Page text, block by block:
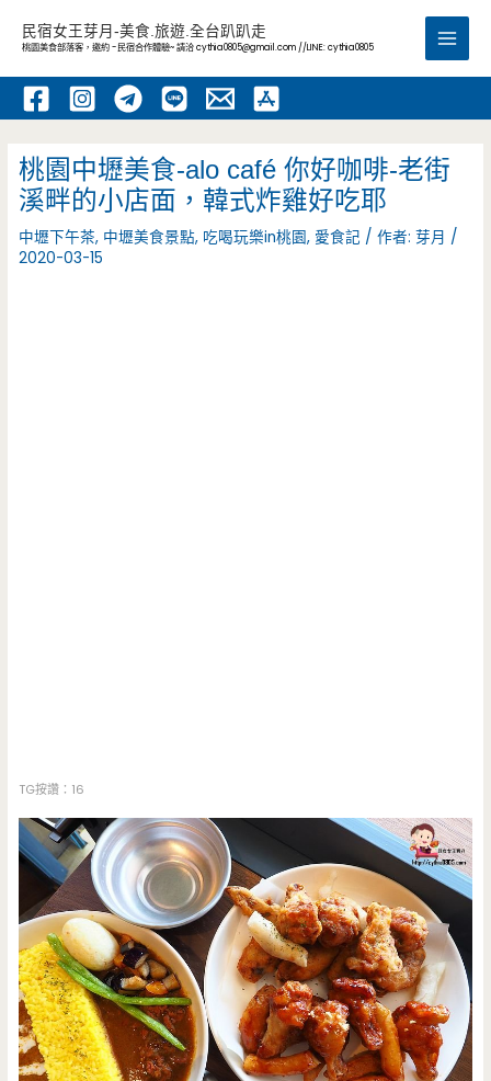
內
民宿女王芽月-美食.旅遊.全台趴趴走
桃園美食部落客，邀約 -民宿合作體驗~ 請洽cythia0805@gmail.com //LINE: cythia0805
Main
桃園中壢美食-alo café 你好咖啡-老街
溪畔的小店面，韓式炸雞好吃耶
中壢下午茶, 中壢美食景點, 吃喝玩樂in桃園, 愛食記 / 作者:芽月 /
2020-03-15
TG按讚：16